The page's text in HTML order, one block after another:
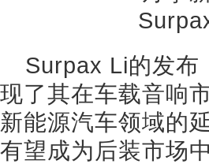
Surpax Li的发布
现了其在车载音响
新能源汽车领域的
有望成为后装市场